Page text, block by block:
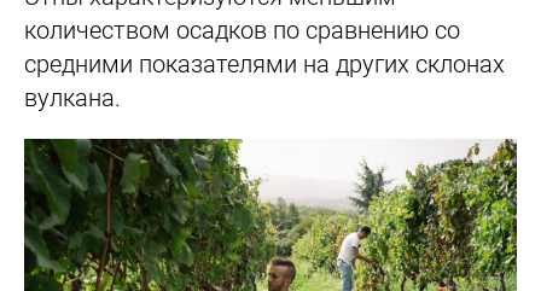
количеством осадков по сравнению со
средними показателями на других склонах
вулкана.